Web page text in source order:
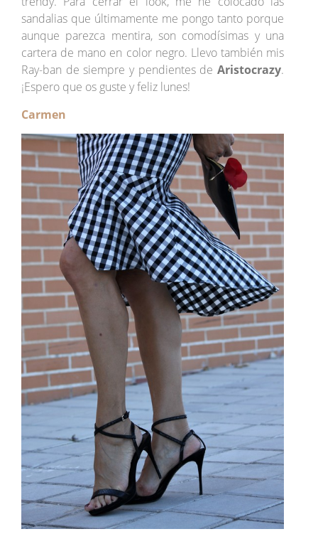
sandalias que últimamente me pongo tanto porque
aunque parezca mentira, son comodísimas y una
cartera de mano en color negro. Llevo también mis
Ray-ban de siempre y pendientes deAristocrazy.
¡Espero que os guste y feliz lunes!
Carmen